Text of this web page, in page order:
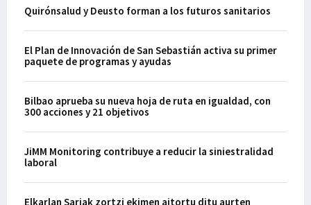
Quirónsalud y Deusto forman a los futuros sanitarios
El Plan de Innovación de San Sebastián activa su primer
paquete de programas y ayudas
Bilbao aprueba su nueva hoja de ruta en igualdad, con
300 acciones y 21 objetivos
JiMM Monitoring contribuye a reducir la siniestralidad
laboral
Elkarlan Sariak zortzi ekimen aitortu ditu aurten